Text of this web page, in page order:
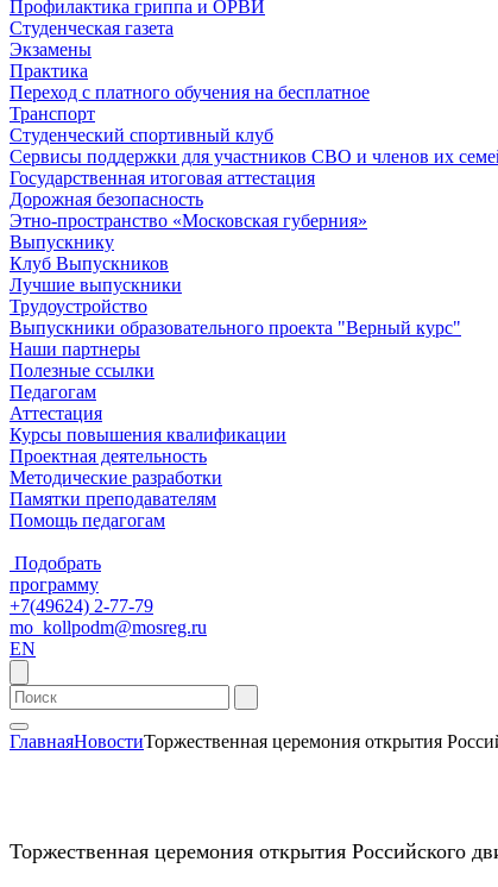
Профилактика гриппа и ОРВИ
Cтуденческая газета
Экзамены
Практика
Переход с платного обучения на бесплатное
Транспорт
Студенческий спортивный клуб
Сервисы поддержки для участников СВО и членов их
Государственная итоговая аттестация
Дорожная безопасность
Этно-пространство «Московская губерния»
Выпускнику
Клуб Выпускников
Лучшие выпускники
Трудоустройство
Выпускники образовательного проекта "Верный курс"
Наши партнеры
Полезные ссылки
Педагогам
Аттестация
Курсы повышения квалификации
Проектная деятельность
Методические разработки
Памятки преподавателям
Помощь педагогам
Подобрать
программу
+7(49624) 2-77-79
mo_kollpodm@mosreg.ru
EN
ГлавнаяНовостиТоржественная церемония открытия
Торжественная церемония открытия Российского